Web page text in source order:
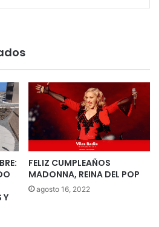
Y
FELIZ CUMPLEAÑOS
MADONNA, REINA DEL POP
agosto 16, 2022